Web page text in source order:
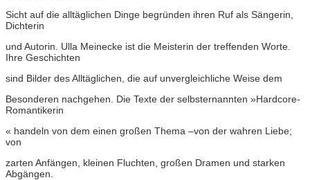
Sicht auf die alltäglichen Dinge begründen ihren Ruf als Sängerin,
Dichterin
und Autorin. Ulla Meinecke ist die Meisterin der treffenden Worte.
Ihre Geschichten
sind Bilder des Alltäglichen, die auf unvergleichliche Weise dem
Besonderen nachgehen. Die Texte der selbsternannten »Hardcore-
Romantikerin
« handeln von dem einen großen Thema –von der wahren Liebe;
von
zarten Anfängen, kleinen Fluchten, großen Dramen und starken
Abgängen.